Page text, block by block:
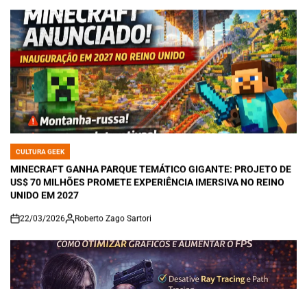
POSTED
IN
CULTURA GEEK
MINECRAFT GANHA PARQUE TEMÁTICO GIGANTE: PROJETO DE
US$ 70 MILHÕES PROMETE EXPERIÊNCIA IMERSIVA NO REINO
UNIDO EM 2027
on
22/03/2026 Roberto Zago Sartori